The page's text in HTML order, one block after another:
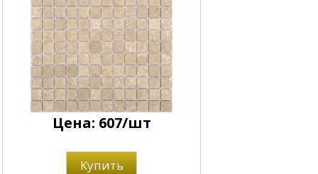
Цена: 607/шт
Купить